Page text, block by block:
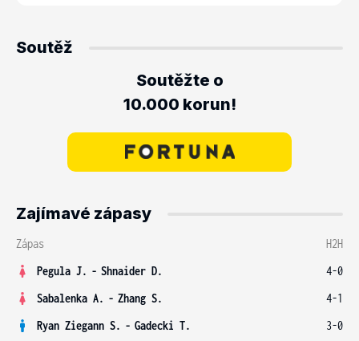
Soutěž
Soutěžte o
10.000 korun!
Zajímavé zápasy
Zápas
H2H
Pegula J. - Shnaider D.
4-0
Sabalenka A. - Zhang S.
4-1
Ryan Ziegann S. - Gadecki T.
3-0